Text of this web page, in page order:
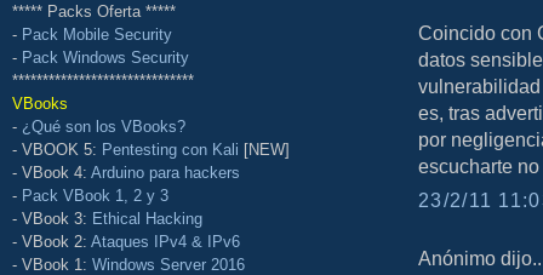
***** Packs Oferta *****
- Pack Mobile Security
- Pack Windows Security
******************************
VBooks
- ¿Qué son los VBooks?
- VBOOK 5: Pentesting con Kali [NEW]
- VBook 4: Arduino para hackers
- Pack VBook 1, 2 y 3
- VBook 3: Ethical Hacking
- VBook 2: Ataques IPv4 & IPv6
- VBook 1: Windows Server 2016
Coincido con
datos
es, tras
por
escucharte
23/2/11
Anónimo